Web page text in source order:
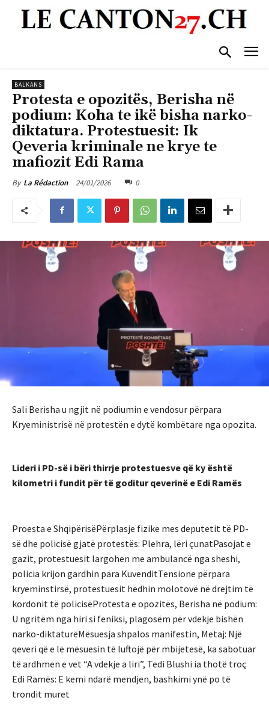
BALKANS
Protesta e opozitës, Berisha në
podium: Koha te ikë bisha narko-
diktatura. Protestuesit: Ik
Qeveria kriminale ne krye te
mafiozit Edi Rama
By La Rédaction 24/01/2026 0
Sali Berisha u ngjit në podiumin e vendosur përpara
Kryeministrisë në protestën e dytë kombëtare nga opozita.
Lideri i PD-së i bëri thirrje protestuesve që ky është
kilometri i fundit për të goditur qeverinë e Edi Ramës
Proesta e ShqipërisëPërplasje fizike mes deputetit të PD-
së dhe policisë gjatë protestës: Plehra, lëri çunatPasojat e
gazit, protestuesit largohen me ambulancë nga sheshi,
policia krijon gardhin para KuvenditTensione përpara
kryeminstirsë, protestuesit hedhin molotovë në drejtim të
kordonit të policisëProtesta e opozitës, Berisha në podium:
U ngritëm nga hiri si feniksi, plagosëm për vdekje bishën
narko-diktaturëMësuesja shpalos manifestin, Metaj: Një
qeveri që e lë mësuesin të luftojë për mbijetesë, ka sabotuar
të ardhmen e vet “A vdekje a liri”, Tedi Blushi ia thotë troç
Edi Ramës: E kemi ndarë mendjen, bashkimi ynë po të
trondit muret